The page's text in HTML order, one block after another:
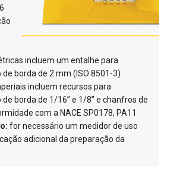
incluem um entalhe para
borda de 2 mm (ISO 8501-3)
incluem recursos para
borda de 1/16” e 1/8” e chanfros de
com a NACE SP0178, PA11
for necessário um medidor de uso
adicional da preparação da